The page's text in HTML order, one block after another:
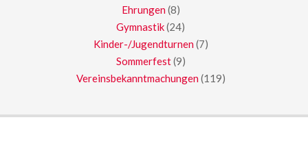
Ehrungen (8)
Gymnastik(24)
Kinder-/Jugendturnen (7)
Sommerfest(9)
Vereinsbekanntmachungen (119)